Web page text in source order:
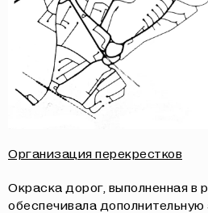
Организация перекрестков
Окраска дорог, выполненная в
обеспечивала